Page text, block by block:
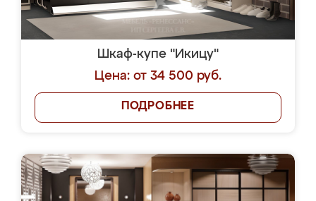
Шкаф-купе "Икицу"
Цена: от 34 500 руб.
ПОДРОБНЕЕ